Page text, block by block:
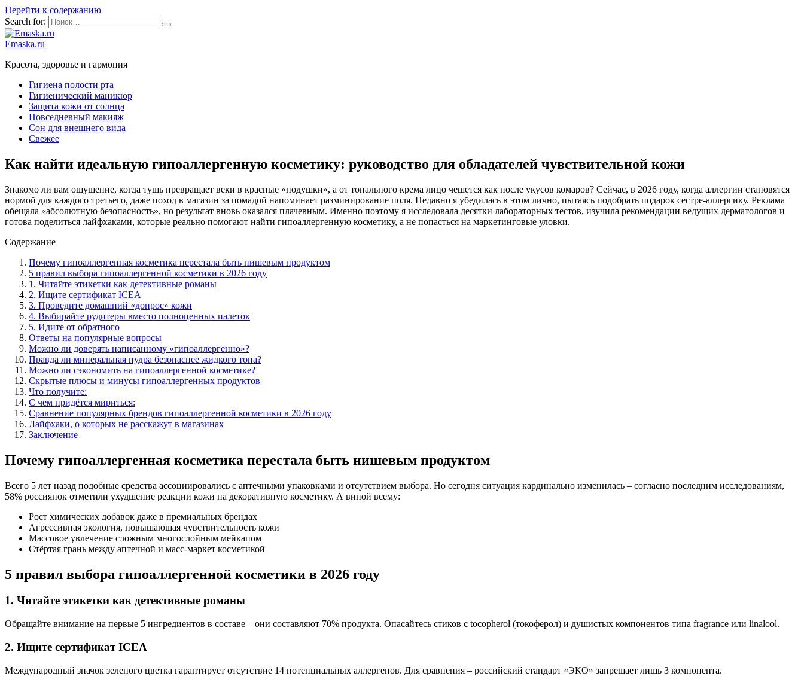
Перейти к содержанию
Search for:
Emaska.ru
Красота, здоровье и гармония
Гигиена полости рта
Гигиенический маникюр
Защита кожи от солнца
Повседневный макияж
Сон для внешнего вида
Свежее
Как найти идеальную гипоаллергенную косметику: руководство для обладателей чувствительной кожи
Знакомо ли вам ощущение, когда тушь превращает веки в красные «подушки», а от тонального крема лицо чешется как после укусов комаров? Сейчас, в 2026 году, когда аллергии становятся
нормой для каждого третьего, даже поход в магазин за помадой напоминает разминирование поля. Недавно я убедилась в этом лично, пытаясь подобрать подарок сестре-аллергику. Реклама
обещала «абсолютную безопасность», но результат вновь оказался плачевным. Именно поэтому я исследовала десятки лабораторных тестов, изучила рекомендации ведущих дерматологов и
готова поделиться лайфхаками, которые реально помогают найти гипоаллергенную косметику, а не попасться на маркетинговые уловки.
Содержание
Почему гипоаллергенная косметика перестала быть нишевым продуктом
5 правил выбора гипоаллергенной косметики в 2026 году
1. Читайте этикетки как детективные романы
2. Ищите сертификат ICEA
3. Проведите домашний «допрос» кожи
4. Выбирайте рудитеры вместо полноценных палеток
5. Идите от обратного
Ответы на популярные вопросы
Можно ли доверять написанному «гипоаллергенно»?
Правда ли минеральная пудра безопаснее жидкого тона?
Можно ли сэкономить на гипоаллергенной косметике?
Скрытые плюсы и минусы гипоаллергенных продуктов
Что получите:
С чем придётся мириться:
Сравнение популярных брендов гипоаллергенной косметики в 2026 году
Лайфхаки, о которых не расскажут в магазинах
Заключение
Почему гипоаллергенная косметика перестала быть нишевым продуктом
Всего 5 лет назад подобные средства ассоциировались с аптечными упаковками и отсутствием выбора. Но сегодня ситуация кардинально изменилась – согласно последним исследованиям,
58% россиянок отметили ухудшение реакции кожи на декоративную косметику. А виной всему:
Рост химических добавок даже в премиальных брендах
Агрессивная экология, повышающая чувствительность кожи
Массовое увлечение сложным многослойным мейкапом
Стёртая грань между аптечной и масс-маркет косметикой
5 правил выбора гипоаллергенной косметики в 2026 году
1. Читайте этикетки как детективные романы
Обращайте внимание на первые 5 ингредиентов в составе – они составляют 70% продукта. Опасайтесь стиков с tocopherol (токоферол) и душистых компонентов типа fragrance или linalool.
2. Ищите сертификат ICEA
Международный значок зеленого цветка гарантирует отсутствие 14 потенциальных аллергенов. Для сравнения – российский стандарт «ЭКО» запрещает лишь 3 компонента.